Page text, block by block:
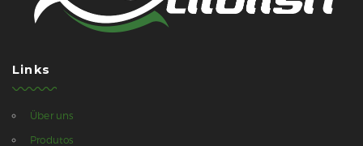
Links
Über uns
Produtos